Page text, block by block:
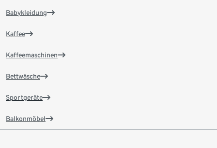
Babykleidung
Kaffee
Kaffeemaschinen
Bettwäsche
Sportgeräte
Balkonmöbel